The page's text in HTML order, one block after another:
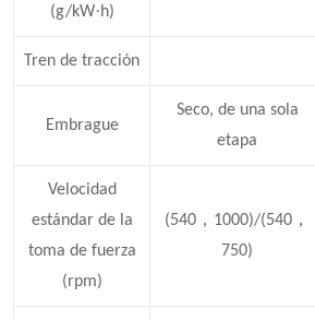
(g/kW·h)
Tren de tracción
Embrague
Seco, de una sola
etapa
Velocidad
estándar de la
toma de fuerza
(rpm)
(540 ， 1000)/(540 ，
750)